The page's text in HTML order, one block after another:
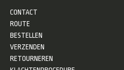
CONTACT
ROUTE
BESTELLEN
VERZENDEN
RETOURNEREN